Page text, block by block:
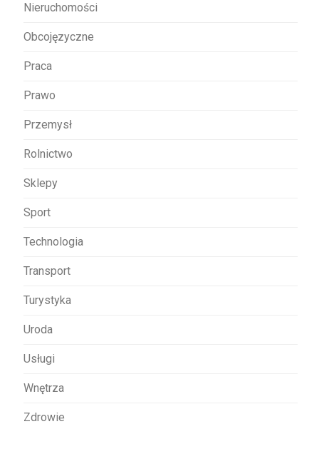
Nieruchomości
Obcojęzyczne
Praca
Prawo
Przemysł
Rolnictwo
Sklepy
Sport
Technologia
Transport
Turystyka
Uroda
Usługi
Wnętrza
Zdrowie